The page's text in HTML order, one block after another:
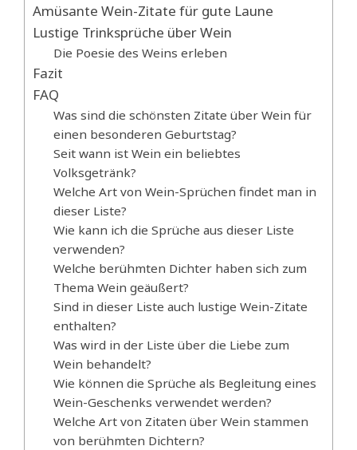
Amüsante Wein-Zitate für gute Laune
Lustige Trinksprüche über Wein
Die Poesie des Weins erleben
Fazit
FAQ
Was sind die schönsten Zitate über Wein für
einen besonderen Geburtstag?
Seit wann ist Wein ein beliebtes
Volksgetränk?
Welche Art von Wein-Sprüchen findet man in
dieser Liste?
Wie kann ich die Sprüche aus dieser Liste
verwenden?
Welche berühmten Dichter haben sich zum
Thema Wein geäußert?
Sind in dieser Liste auch lustige Wein-Zitate
enthalten?
Was wird in der Liste über die Liebe zum
Wein behandelt?
Wie können die Sprüche als Begleitung eines
Wein-Geschenks verwendet werden?
Welche Art von Zitaten über Wein stammen
von berühmten Dichtern?